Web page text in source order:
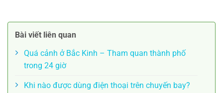
Bài viết liên quan
Quá cảnh ở Bắc Kinh – Tham quan thành phố
trong 24 giờ
Khi nào được dùng điện thoại trên chuyến bay?